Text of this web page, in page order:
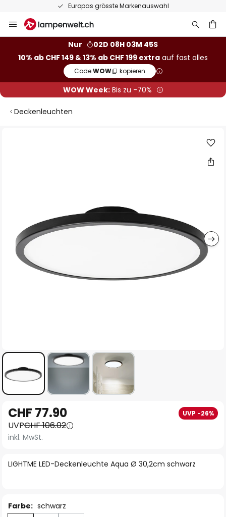
Europas grösste Markenauswahl
Inhalt
Nur
02D 08H 03M 45S
10% ab CHF 149 & 13% ab CHF 199 extra auf fast alles
Code:WOW kopieren
WOW Week:Bis zu -70%
Deckenleuchten
Anfang
der
Bildgalerie
LIGHTME LED-Deckenleuchte Aqua Ø 30,2cm schwarz
CHF 77.90 UVP -26%
UVPCHF 106.02
inkl. MwSt.
Farbe: schwarz